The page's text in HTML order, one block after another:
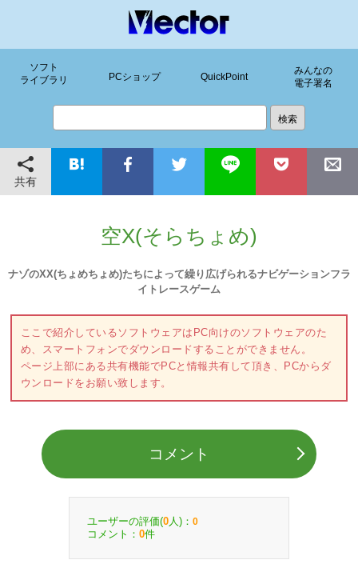
ソフト
ライブラリ
PCショップ QuickPoint
みんなの
電子署名
共有
空X(そらちょめ)
ナゾのXX(ちょめちょめ)たちによって繰り広げられるナビゲーションフラ
イトレースゲーム
ここで紹介しているソフトウェアはPC向けのソフトウェアのた
め、スマートフォンでダウンロードすることができません。
ページ上部にある共有機能でPCと情報共有して頂き、PCからダ
ウンロードをお願い致します。
コメント
ユーザーの評価(0 人)： 0
コメント： 0件